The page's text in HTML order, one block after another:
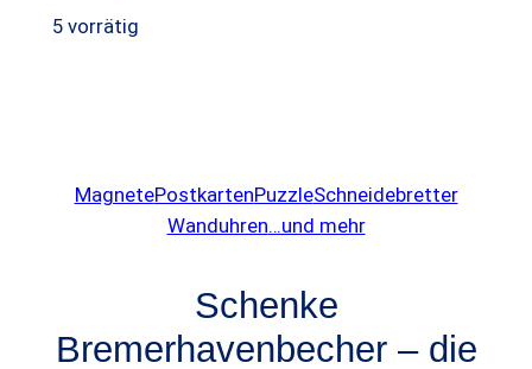
n
e
i
i
s
:
5 vorrätig
MagnetePostkartenPuzzleSchneidebretter
Wanduhren…und mehr
Schenke
Bremerhavenbecher – die